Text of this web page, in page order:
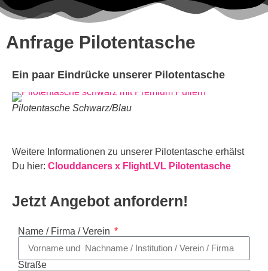
Anfrage Pilotentasche
Ein paar Eindrücke unserer Pilotentasche
Pilotentasche Schwarz/Blau
Weitere Informationen zu unserer Pilotentasche erhälst
Du hier: Clouddancers x FlightLVL Pilotentasche
Jetzt Angebot anfordern!
Name / Firma / Verein
Straße